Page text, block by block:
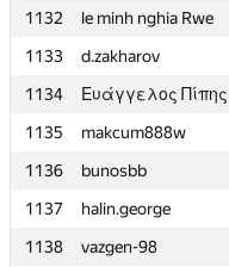
1132
le minh nghia Rwe
1133
d.zakharov
1134
Ευάγγελος Πίπης
1135
makcum888w
1136
bunosbb
1137
halin.george
1138
vazgen-98
1132
le minh nghia Rwe
1133
d.zakharov
1134
Ευάγγελος Πίπης
1135
makcum888w
1136
bunosbb
1137
halin.george
1138
vazgen-98